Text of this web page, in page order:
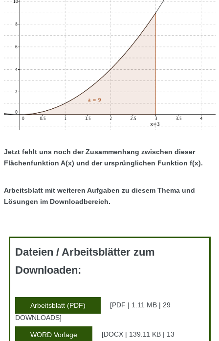
Jetzt fehlt uns noch der Zusammenhang zwischen dieser
Flächenfunktion A(x) und der ursprünglichen Funktion f(x).
Arbeitsblatt mit weiteren Aufgaben zu diesem Thema und
Lösungen im Downloadbereich.
Dateien / Arbeitsblätter zum
Downloaden:
Arbeitsblatt (PDF)
PDF | 1.11 MB | 29
DOWNLOADS
WORD Vorlage
DOCX | 139.11 KB | 13